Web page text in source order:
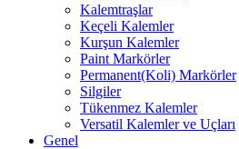
Kalemtraşlar
Keçeli Kalemler
Kurşun Kalemler
Paint Markörler
Permanent(Koli) Markörler
Silgiler
Tükenmez Kalemler
Versatil Kalemler ve Uçları
Genel